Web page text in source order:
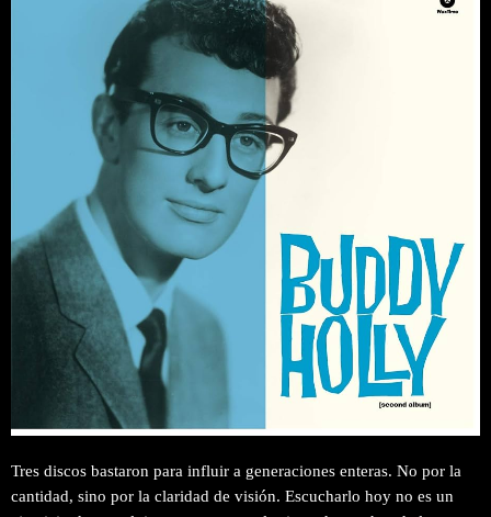
Tres discos bastaron para influir a generaciones enteras. No por la
cantidad, sino por la claridad de visión. Escucharlo hoy no es un